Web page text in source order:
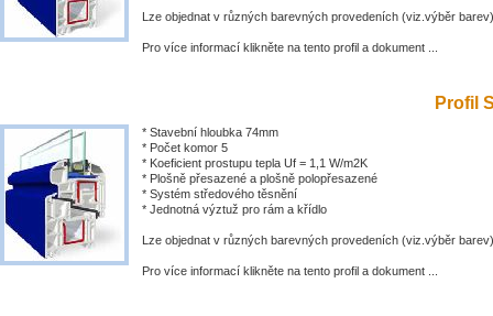
Lze objednat v různých barevných provedeních (viz.výběr barev)
Pro více informací klikněte na tento profil a dokument ...
Profil
* Stavební hloubka 74mm
* Počet komor 5
* Koeficient prostupu tepla Uf = 1,1 W/m2K
* Plošně přesazené a plošně polopřesazené
* Systém středového těsnění
* Jednotná výztuž pro rám a křídlo
Lze objednat v různých barevných provedeních (viz.výběr barev)
Pro více informací klikněte na tento profil a dokument ...